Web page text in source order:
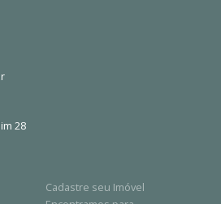
28
Cadastre seu Imóvel